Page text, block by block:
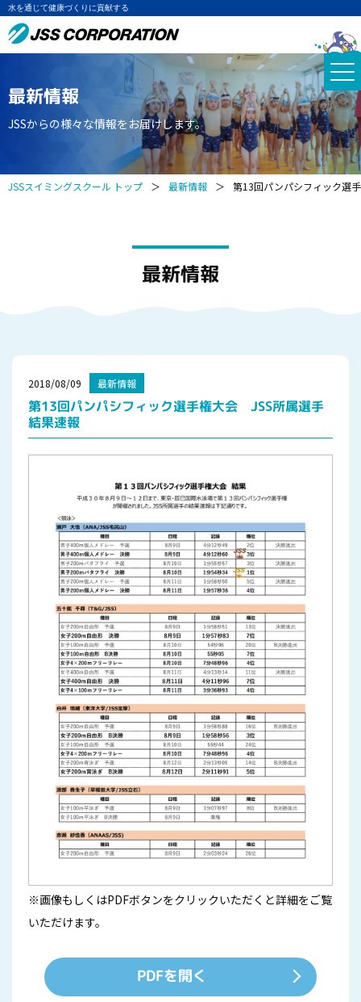
水を通じて健康づくりに貢献する
最新情報
JSSからの様々な情報をお届けします。
JSSスイミングスクール トップ ＞ 最新情報 ＞ 第13回パンパシフィック選
最新情報
2018/08/09 最新情報
第13回パンパシフィック選手権大会 JSS所属選手
結果速報
※画像もしくはPDFボタンをクリックいただくと詳細をご覧
いただけます。
PDFを開く